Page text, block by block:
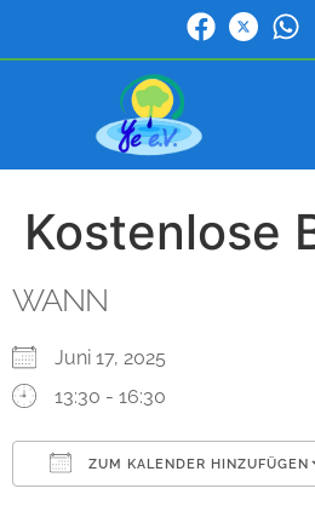
Kostenlose
WANN
Juni 17, 2025
13:30 - 16:30
ZUM KALENDER HINZUFÜGEN